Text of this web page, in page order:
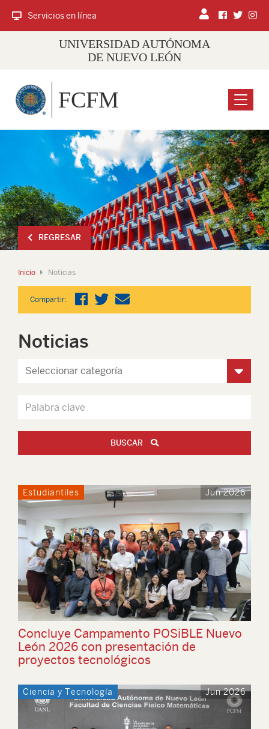
Servicios en línea
UNIVERSIDAD AUTÓNOMA
DE NUEVO LEÓN
Menu
FCFM
REGRESAR
Inicio Noticias
Compartir:
Noticias
BUSCAR
Estudiantiles Jun 2026
Concluye Campamento POSiBLE Nuevo
León 2026 con presentación de
proyectos tecnológicos
Ciencia y Tecnología Jun 2026